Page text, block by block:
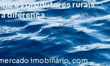
os produtores rurais
diferença
imobiliário, com